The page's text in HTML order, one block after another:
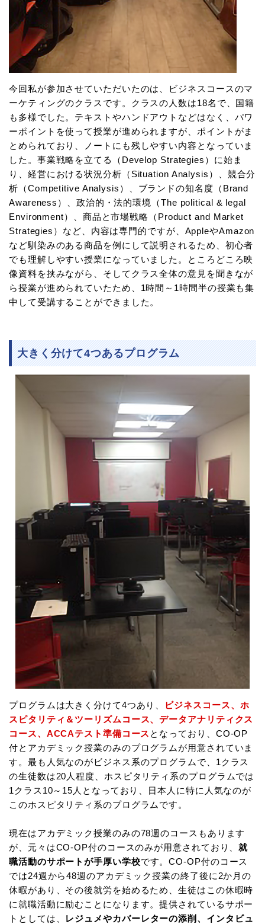
今回私が参加させていただいたのは、ビジネスコースのマ
ーケティングのクラスです。クラスの人数は18名で、国籍
も多様でした。テキストやハンドアウトなどはなく、パワ
ーポイントを使って授業が進められますが、ポイントがま
とめられており、ノートにも残しやすい内容となっていま
した。事業戦略を立てる（Develop Strategies）に始ま
り、経営における状況分析（Situation Analysis）、競合分
析（Competitive Analysis）、ブランドの知名度（Brand
Awareness）、政治的・法的環境（The political & legal
Environment）、商品と市場戦略（Product and Market
Strategies）など、内容は専門的ですが、AppleやAmazon
など馴染みのある商品を例にして説明されるため、初心者
でも理解しやすい授業になっていました。ところどころ映
像資料を挟みながら、そしてクラス全体の意見を聞きなが
ら授業が進められていたため、1時間～1時間半の授業も集
中して受講することができました。
大きく分けて4つあるプログラム
プログラムは大きく分けて4つあり、 ビジネスコース、ホ
スピタリティ＆ツーリズムコース、データアナリティクス
コース、ACCAテスト準備コース となっており、CO-OP
付とアカデミック授業のみのプログラムが用意されていま
す。最も人気なのがビジネス系のプログラムで、1クラス
の生徒数は20人程度、ホスピタリティ系のプログラムでは
1クラス10～15人となっており、日本人に特に人気なのが
このホスピタリティ系のプログラムです。
現在はアカデミック授業のみの78週のコースもあります
が、元々はCO-OP付のコースのみが用意されており、就
職活動のサポートが手厚い学校です。CO-OP付のコース
では24週から48週のアカデミック授業の終了後に2か月の
休暇があり、その後就労を始めるため、生徒はこの休暇時
に就職活動に励むことになります。提供されているサポー
トとしては、 レジュメやカバーレターの添削、インタビュ